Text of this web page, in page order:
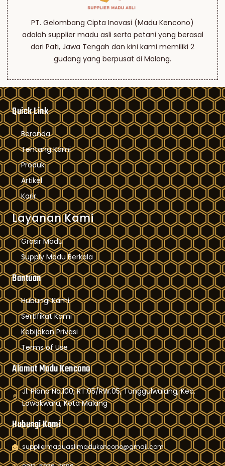
PT. Gelombang Cipta Inovasi (Madu Kencono)
adalah supplier madu asli serta petani yang berasal
dari Pati, Jawa Tengah dan kini kami memiliki 2
gudang yang berpusat di Malang.
Quick Link
Beranda
Tentang Kami
Produk
Artikel
Karir
Layanan Kami
Grosir Madu
Supply Madu Berkala
Bantuan
Hubungi Kami
Sertifikat Kami
Kebijakan Privasi
Terms of Use
Alamat Madu Kencono
Jl. Piano No.100, RT.05/RW.05, Tunggulwulung, Kec.
Lowokwaru, Kota Malang
Hubungi Kami
suppliermaduaslimadukencono@gmail.com